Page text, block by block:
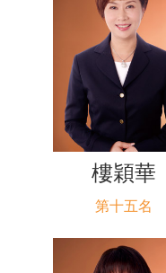
樓穎華
第十五名